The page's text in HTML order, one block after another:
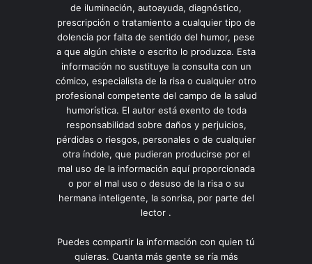
de iluminación, autoayuda, diagnóstico,
prescripción o tratamiento a cualquier tipo de
dolencia por falta de sentido del humor, pese
a que algún chiste o escrito lo produzca. Esta
información no sustituye la consulta con un
cómico, especialista de la risa o cualquier otro
profesional competente del campo de la salud
humorística. El autor está exento de toda
responsabilidad sobre daños y perjuicios,
pérdidas o riesgos, personales o de cualquier
otra índole, que pudieran producirse por el
mal uso de la información aquí proporcionada
o por el mal uso o desuso de la risa o su
hermana inteligente, la sonrisa, por parte del
lector .
Puedes compartir la información con quien tú
quieras. Cuanta más gente se ría más